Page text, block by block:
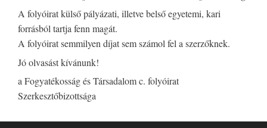
A folyóirat külső pályázati, illetve belső egyetemi, kari
forrásból tartja fenn magát.
A folyóirat semmilyen díjat sem számol fel a szerzőknek.
Jó olvasást kívánunk!
a Fogyatékosság és Társadalom c. folyóirat
Szerkesztőbizottsága